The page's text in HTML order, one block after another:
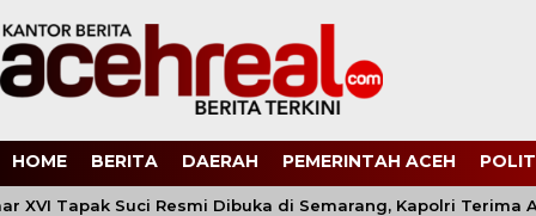
HOME BERITA DAERAH PEMERINTAH ACEH
XVI Tapak Suci Resmi Dibuka di Semarang, Kapolri Terima